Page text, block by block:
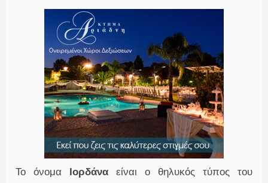
Το όνομα Ιορδάνα είναι ο θηλυκός τύπος του